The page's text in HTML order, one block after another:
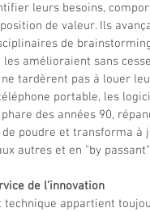
leurs besoins,
de valeur. Ils
de
amélioraient sans
tardèrent pas à louer
portable, les
des années 90,
poudre et transforma à
autres et en "by
de l’innovation
appartient